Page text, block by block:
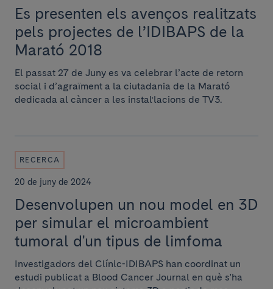
Es presenten els avenços realitzats
pels projectes de l’IDIBAPS de la
Marató 2018
El passat 27 de Juny es va celebrar l’acte de retorn
social i d’agraïment a la ciutadania de la Marató
dedicada al càncer a les instal·lacions de TV3.
RECERCA
20 de juny de 2024
Desenvolupen un nou model en 3D
per simular el microambient
tumoral d'un tipus de limfoma
Investigadors del Clínic-IDIBAPS han coordinat un
estudi publicat a Blood Cancer Journal en què s'ha